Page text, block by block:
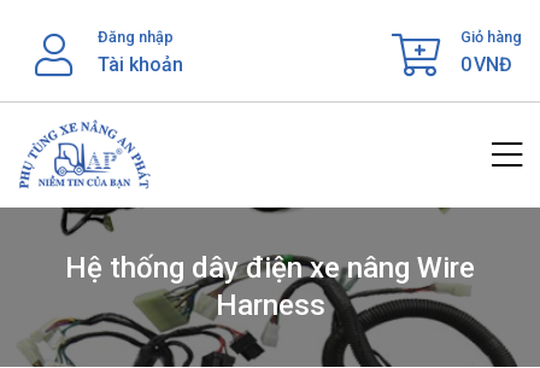
content
Đăng nhập
Tài khoản
Giỏ hàng
0VNĐ
Hệ thống dây điện xe nâng Wire
Harness